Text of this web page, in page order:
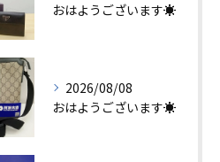
おはようございます☀
2026/08/08
おはようございます☀